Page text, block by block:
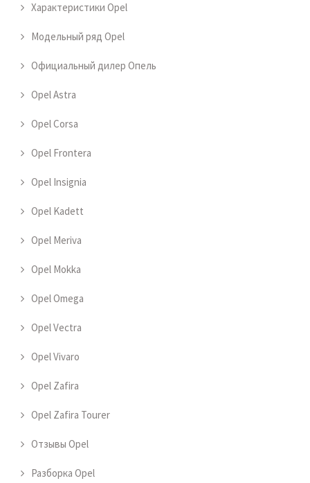
Характеристики Opel
Модельный ряд Opel
Официальный дилер Опель
Opel Astra
Opel Corsa
Opel Frontera
Opel Insignia
Opel Kadett
Opel Meriva
Opel Mokka
Opel Omega
Opel Vectra
Opel Vivaro
Opel Zafira
Opel Zafira Tourer
Отзывы Opel
Разборка Opel